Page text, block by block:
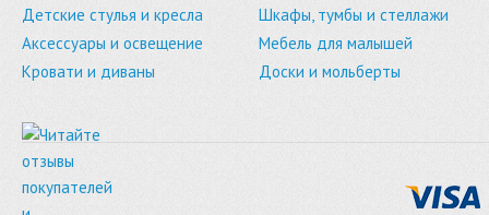
Детские стулья и кресла
Шкафы, тумбы и стеллажи
Аксессуары и освещение
Мебель для малышей
Кровати и диваны
Доски и мольберты